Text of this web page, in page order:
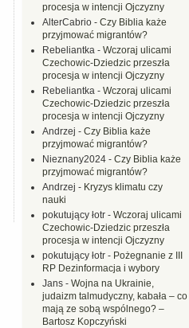
procesja w intencji Ojczyzny
AlterCabrio - Czy Biblia każe
przyjmować migrantów?
Rebeliantka - Wczoraj ulicami
Czechowic-Dziedzic przeszła
procesja w intencji Ojczyzny
Rebeliantka - Wczoraj ulicami
Czechowic-Dziedzic przeszła
procesja w intencji Ojczyzny
Andrzej - Czy Biblia każe
przyjmować migrantów?
Nieznany2024 - Czy Biblia każe
przyjmować migrantów?
Andrzej - Kryzys klimatu czy
nauki
pokutujący łotr - Wczoraj ulicami
Czechowic-Dziedzic przeszła
procesja w intencji Ojczyzny
pokutujący łotr - Pożegnanie z III
RP Dezinformacja i wybory
Jans - Wojna na Ukrainie,
judaizm talmudyczny, kabała – co
mają ze sobą wspólnego? –
Bartosz Kopczyński